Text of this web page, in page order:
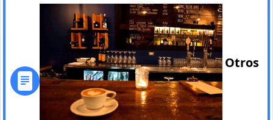
Otros